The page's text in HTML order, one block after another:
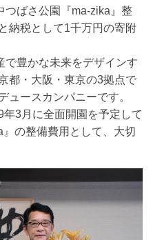
つばさ公園『ma-zika』整
納税として1千万円の寄附
豊かな未来をデザインす
都・大阪・東京の3拠点で
ュースカンパニーです。
3月に全面開園を予定して
の整備費用として、大切